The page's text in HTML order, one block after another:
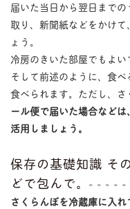
届いた当日から翌日まで
取り、新聞紙などをかけ
ょう。
冷房のきいた部屋でもよい
そして前述のように、食
食べられます。ただし、さ
ール便で届いた場合など
活用しましょう。
保存の基礎知識 そ
どで包んで。
さくらんぼを冷蔵庫に入